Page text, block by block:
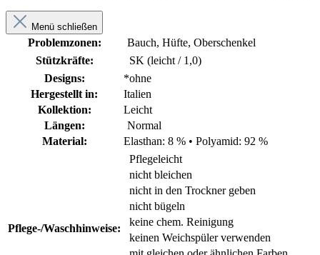
Menü schließen
Problemzonen:
Bauch, Hüfte, Oberschenkel
Stützkräfte:
SK (leicht / 1,0)
Designs:
*ohne
Hergestellt in:
Italien
Kollektion:
Leicht
Längen:
Normal
Material:
Elasthan: 8 % • Polyamid: 92 %
Pflege-/Waschhinweise:
Pflegeleicht
nicht bleichen
nicht in den Trockner geben
nicht bügeln
keine chem. Reinigung
keinen Weichspüler verwenden